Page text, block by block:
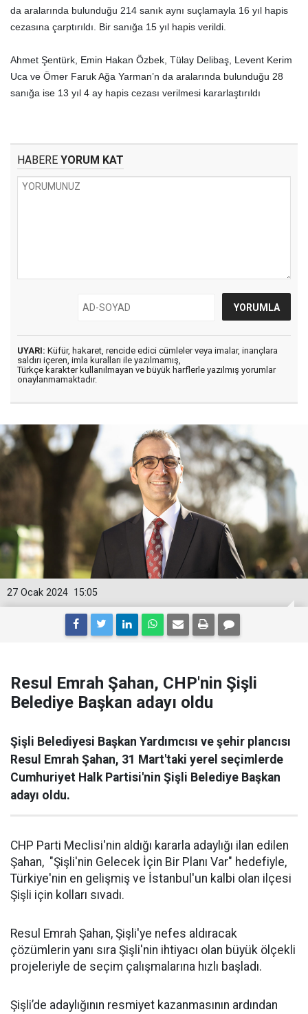
da aralarında bulunduğu 214 sanık aynı suçlamayla 16 yıl hapis
cezasına çarptırıldı. Bir sanığa 15 yıl hapis verildi.
Ahmet Şentürk, Emin Hakan Özbek, Tülay Delibaş, Levent Kerim
Uca ve Ömer Faruk Ağa Yarman’n da aralarında bulunduğu 28
sanığa ise 13 yıl 4 ay hapis cezası verilmesi kararlaştırıldı
HABERE YORUM KAT
UYARI: Küfür, hakaret, rencide edici cümleler veya imalar, inançlara
saldırı içeren, imla kuralları ile yazılmamış,
Türkçe karakter kullanılmayan ve büyük harflerle yazılmış yorumlar
onaylanmamaktadır.
15:05
27 Ocak 2024
Resul Emrah Şahan, CHP'nin Şişli
Belediye Başkan adayı oldu
Şişli Belediyesi Başkan Yardımcısı ve şehir plancısı
Resul Emrah Şahan, 31 Mart'taki yerel seçimlerde
Cumhuriyet Halk Partisi'nin Şişli Belediye Başkan
adayı oldu.
CHP Parti Meclisi'nin aldığı kararla adaylığı ilan edilen
Şahan, "Şişli'nin Gelecek İçin Bir Planı Var" hedefiyle,
Türkiye'nin en gelişmiş ve İstanbul'un kalbi olan ilçesi
Şişli için kolları sıvadı.
Resul Emrah Şahan, Şişli'ye nefes aldıracak
çözümlerin yanı sıra Şişli'nin ihtiyacı olan büyük ölçekli
projeleriyle de seçim çalışmalarına hızlı başladı.
Şişli’de adaylığının resmiyet kazanmasının ardından